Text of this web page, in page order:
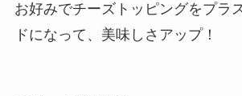
お好みでチーズトッピングをプラ
ドになって、美味しさアップ！